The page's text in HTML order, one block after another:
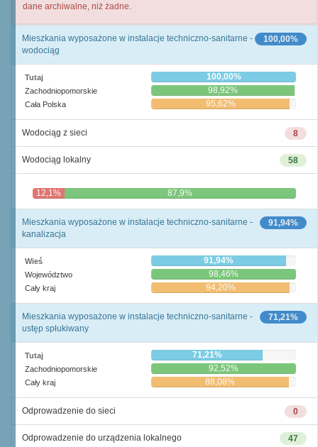
dane archiwalne, niż żadne.
100,00%
Mieszkania wyposażone w instalacje techniczno-sanitarne -
wodociąg
Tutaj 100,00%
Zachodniopomorskie 98,92%
Cała Polska 95,62%
8
Wodociąg z sieci
58
Wodociąg lokalny
12,1% 87,9%
91,94%
Mieszkania wyposażone w instalacje techniczno-sanitarne -
kanalizacja
Wieś 91,94%
Województwo 98,46%
Cały kraj 94,20%
71,21%
Mieszkania wyposażone w instalacje techniczno-sanitarne -
ustęp spłukiwany
Tutaj 71,21%
Zachodniopomorskie 92,52%
Cały kraj 88,08%
0
Odprowadzenie do sieci
47
Odprowadzenie do urządzenia lokalnego